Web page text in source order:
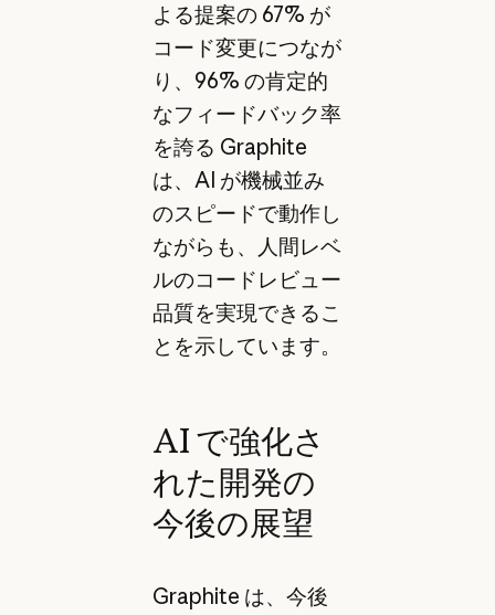
よる提案の 67% が
コード変更につなが
り、96% の肯定的
なフィードバック率
を誇る Graphite
は、AI が機械並み
のスピードで動作し
ながらも、人間レベ
ルのコードレビュー
品質を実現できるこ
とを示しています。
AI で強化さ
れた開発の
今後の展望
Graphite は、今後